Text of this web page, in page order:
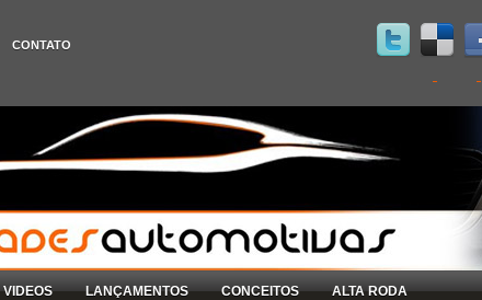
CONTATO
VIDEOS LANÇAMENTOS CONCEITOS ALTA RODA